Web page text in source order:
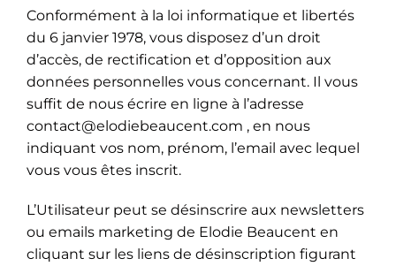
Conformément à la loi informatique et libertés
du 6 janvier 1978, vous disposez d’un droit
d’accès, de rectification et d’opposition aux
données personnelles vous concernant. Il vous
suffit de nous écrire en ligne à l’adresse
contact@elodiebeaucent.com , en nous
indiquant vos nom, prénom, l’email avec lequel
vous vous êtes inscrit.
L’Utilisateur peut se désinscrire aux newsletters
ou emails marketing de Elodie Beaucent en
cliquant sur les liens de désinscription figurant